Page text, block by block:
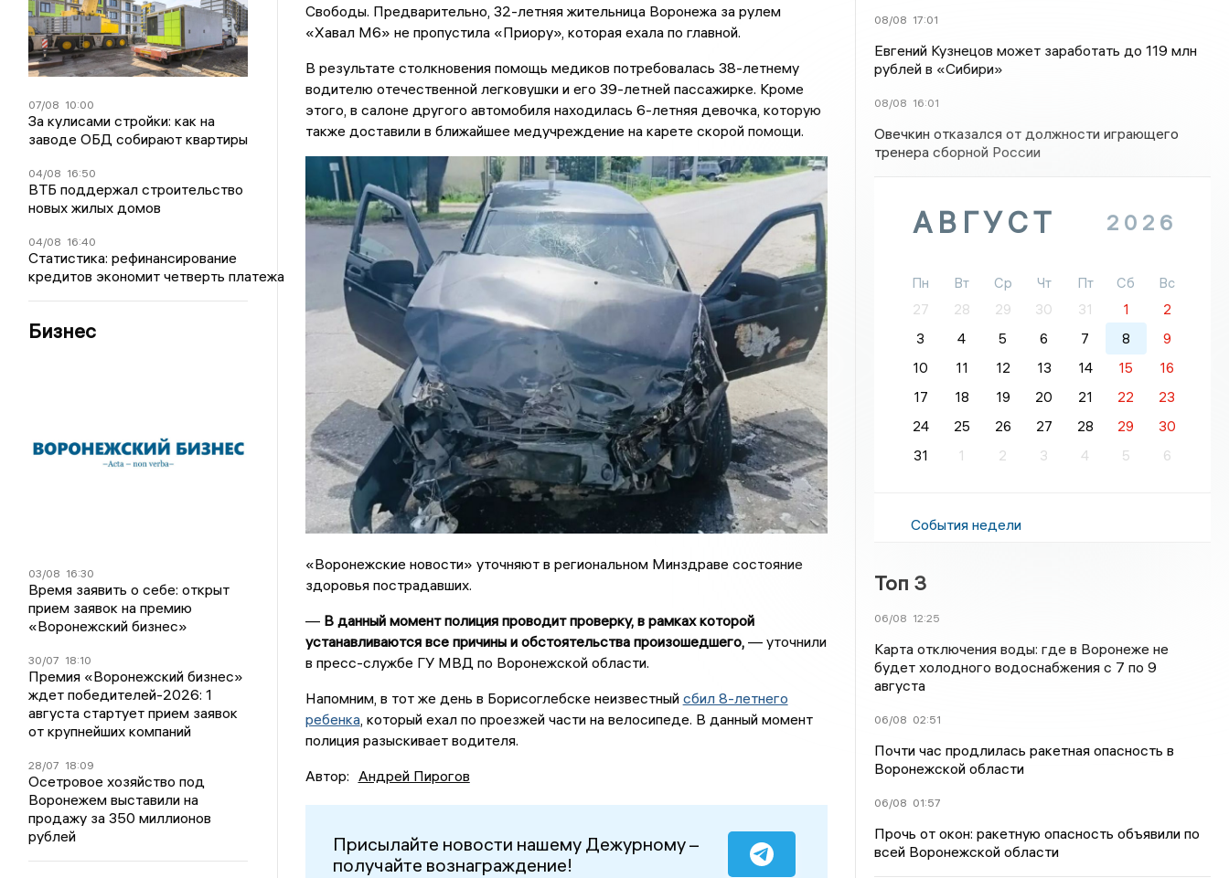
07/08 10:00
За кулисами стройки: как на
заводе ОБД собирают квартиры
04/08 16:50
ВТБ поддержал строительство
новых жилых домов
04/08 16:40
Статистика: рефинансирование
кредитов экономит четверть платежа
Бизнес
03/08 16:30
Время заявить о себе: открыт
прием заявок на премию
«Воронежский бизнес»
30/07 18:10
Премия «Воронежский бизнес»
ждет победителей-2026: 1
августа стартует прием заявок
от крупнейших компаний
28/07 18:09
Осетровое хозяйство под
Воронежем выставили на
продажу за 350 миллионов
рублей
Свободы. Предварительно, 32-летняя жительница Воронежа за рулем
«Хавал М6» не пропустила «Приору», которая ехала по главной.
В результате столкновения помощь медиков потребовалась 38-летнему
водителю отечественной легковушки и его 39-летней пассажирке. Кроме
этого, в салоне другого автомобиля находилась 6-летняя девочка, которую
также доставили в ближайшее медучреждение на карете скорой помощи.
«Воронежские новости» уточняют в региональном Минздраве состояние
здоровья пострадавших.
— В данный момент полиция проводит проверку, в рамках которой
устанавливаются все причины и обстоятельства произошедшего,— уточнили
в пресс-службе ГУ МВД по Воронежской области.
Напомним, в тот же день в Борисоглебске неизвестный сбил 8-летнего
ребенка, который ехал по проезжей части на велосипеде. В данный момент
полиция разыскивает водителя.
Автор: Андрей Пирогов
Присылайте новости нашему Дежурному –
получайте вознаграждение!
08/08 17:01
Евгений Кузнецов может заработать до 119 млн
рублей в «Сибири»
08/08 16:01
Овечкин отказался от должности играющего
тренера сборной России
АВГУСТ 2026
Пн Вт Ср Чт Пт Сб
Вс
27
28 29 30 31 1
2
3
4 5 6 7 8
9
10
11 12 13 14 15
16
17
18 19 20 21 22
23
24
25 26 27 28 29
30
31
1 2 3 4 5 6
События недели
Топ 3
06/08 12:25
Карта отключения воды: где в Воронеже не
будет холодного водоснабжения с 7 по 9
августа
06/08 02:51
Почти час продлилась ракетная опасность в
Воронежской области
06/08 01:57
Прочь от окон: ракетную опасность объявили по
всей Воронежской области